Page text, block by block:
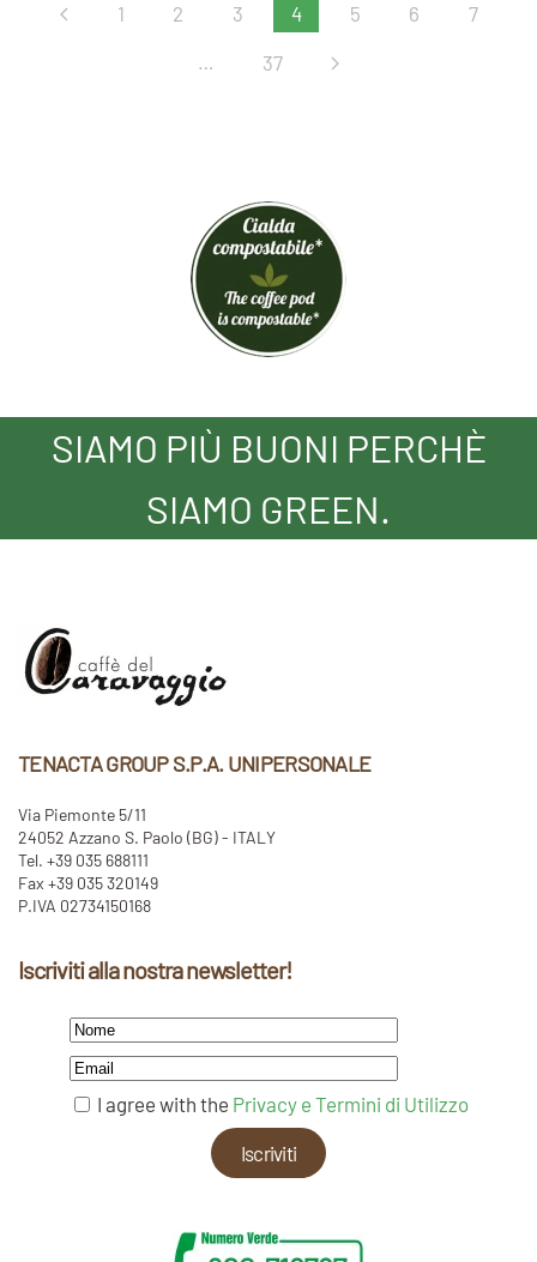
1 2 3 4 5 6 7
… 37
SIAMO PIÙ BUONI PERCHÈ
SIAMO GREEN.
TENACTA GROUP S.P.A. UNIPERSONALE
Via Piemonte 5/11
24052 Azzano S. Paolo (BG) - ITALY
Tel. +39 035 688111
Fax +39 035 320149
P.IVA 02734150168
Iscriviti alla nostra newsletter!
I agree with the Privacy e Termini di Utilizzo